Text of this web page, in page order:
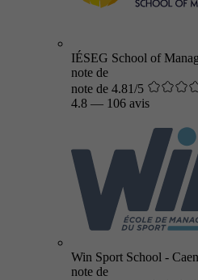
IÉSEG School of
note de
note de 4.81/5
4.8 — 106 avis
Win Sport School - Caen
note de